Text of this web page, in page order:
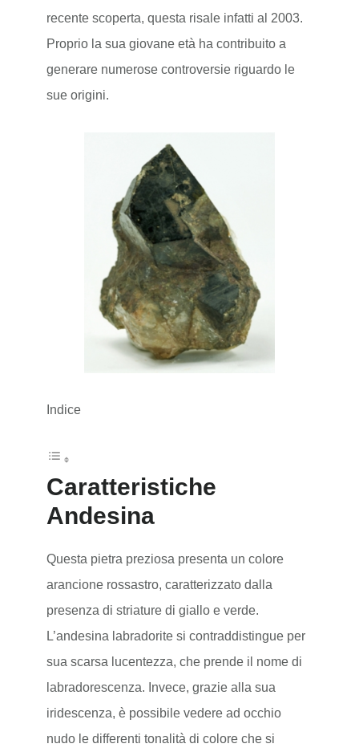
recente scoperta, questa risale infatti al 2003.
Proprio la sua giovane età ha contribuito a
generare numerose controversie riguardo le
sue origini.
Indice
Caratteristiche
Andesina
Questa pietra preziosa presenta un colore
arancione rossastro, caratterizzato dalla
presenza di striature di giallo e verde.
L’andesina labradorite si contraddistingue per
sua scarsa lucentezza, che prende il nome di
labradorescenza. Invece, grazie alla sua
iridescenza, è possibile vedere ad occhio
nudo le differenti tonalità di colore che si